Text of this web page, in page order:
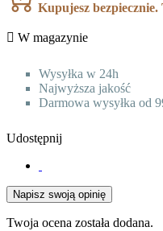
Kupujesz
 W magazynie
Wysyłka w 24h
Najwyższa jakość
Darmowa wysyłka od
Udostępnij
Napisz swoją opinię
Twoja ocena została dodana.